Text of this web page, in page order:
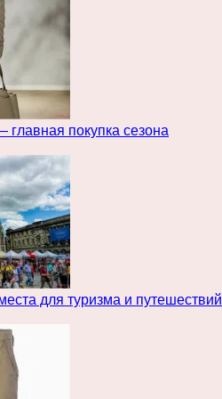
покупка сезона
для туризма и путешествий